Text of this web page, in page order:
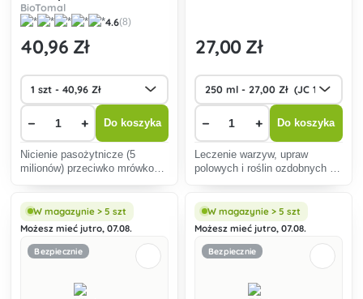
przeciwko mrówkom
BioTomal
4.6(8)
40,96 Zł
− + Do koszyka
Nicienie pasożytnicze (5
milionów) przeciwko mrówkom
27,00 Zł
− + Do koszyka
Leczenie warzyw, upraw
polowych i roślin ozdobnych w
W magazynie > 5 szt
Możesz mieć jutro, 07.08.
Bezpiecznie
W magazynie > 5 szt
Możesz mieć jutro, 07.08.
Bezpiecznie